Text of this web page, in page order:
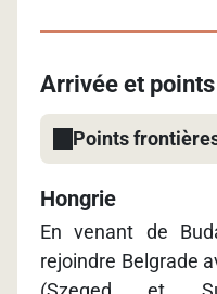
Arrivée et
Points
Hongrie
En venant de
rejoindre Belgrade